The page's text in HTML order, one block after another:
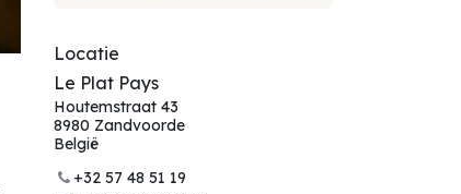
Locatie
Le Plat Pays
Houtemstraat 43
8980 Zandvoorde
België
+32 57 48 51 19